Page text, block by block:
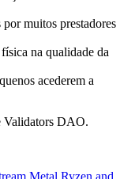
muitos prestadores
na qualidade da
acederem a
Validators DAO.
Metal Ryzen and